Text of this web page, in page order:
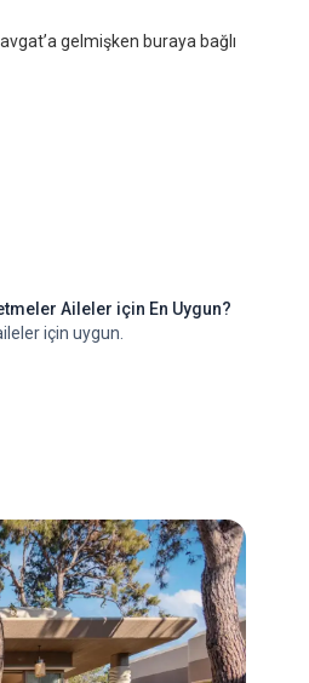
gelmişken buraya bağlı
Aileler için En Uygun?
için uygun.